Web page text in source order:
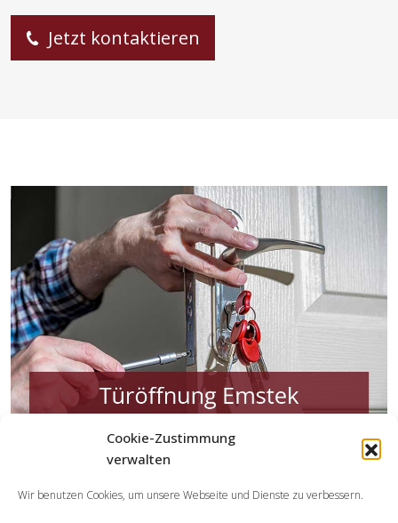
Cookie-Zustimmung
verwalten
Wir benutzen Cookies, um unsere Webseite und Dienste zu verbessern.
Jetzt kontaktieren
Schlüsseldienst Spezialisten?